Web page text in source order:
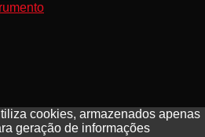
cookies, armazenados apenas
geração de informações